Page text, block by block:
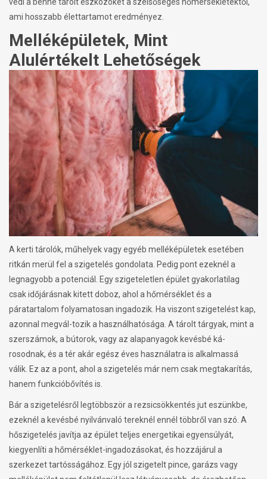
ami hosszabb élettartamot eredményez.
Melléképületek, Mint
Alulértékelt Lehetőségek
A kerti tárolók, műhelyek vagy egyéb melléképületek esetében
ritkán merül fel a szigetelés gondolata. Pedig pont ezeknél a
legnagyobb a potenciál. Egy szigeteletlen épület gyakorlatilag
csak időjárásnak kitett doboz, ahol a hőmérséklet és a
páratartalom folyamatosan ingadozik. Ha viszont szigetelést kap,
azonnal megvál-tozik a használhatósága. A tárolt tárgyak, mint a
szerszámok, a bútorok, vagy az alapanyagok kevésbé ká-
rosodnak, és a tér akár egész éves használatra is alkalmassá
válik. Ez az a pont, ahol a szigetelés már nem csak megtakarítás,
hanem funkcióbővítés is.
Bár a szigetelésről legtöbbször a rezsicsökkentés jut eszünkbe,
ezeknél a kevésbé nyilvánvaló tereknél ennél többről van szó. A
hőszigetelés javítja az épület teljes energetikai egyensúlyát,
kiegyenlíti a hőmérséklet-ingadozásokat, és hozzájárul a
szerkezet tartósságához. Egy jól szigetelt pince, garázs vagy